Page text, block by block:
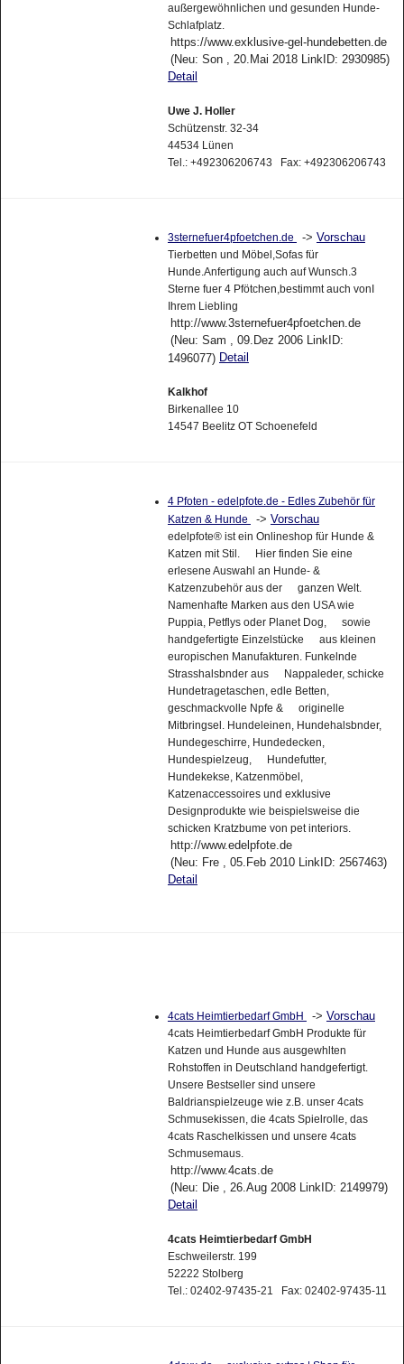
außergewöhnlichen und gesunden Hunde-
Schlafplatz.
https://www.exklusive-gel-hundebetten.de
(Neu: Son , 20.Mai 2018 LinkID: 2930985)
Detail
Uwe J. Holler
Schützenstr. 32-34
44534 Lünen
Tel.: +492306206743 Fax: +492306206743
3sternefuer4pfoetchen.de -> Vorschau
Tierbetten und Möbel,Sofas für
Hunde.Anfertigung auch auf Wunsch.3
Sterne fuer 4 Pfötchen,bestimmt auch vonI
Ihrem Liebling
http://www.3sternefuer4pfoetchen.de
(Neu: Sam , 09.Dez 2006 LinkID:
1496077) Detail
Kalkhof
Birkenallee 10
14547 Beelitz OT Schoenefeld
4 Pfoten - edelpfote.de - Edles Zubehör für
Katzen & Hunde
-> Vorschau
edelpfote® ist ein Onlineshop für Hunde &
Katzen mit Stil. Hier finden Sie eine
erlesene Auswahl an Hunde- &
Katzenzubehör aus der ganzen Welt.
Namenhafte Marken aus den USA wie
Puppia, Petflys oder Planet Dog, sowie
handgefertigte Einzelstücke aus kleinen
europischen Manufakturen. Funkelnde
Strasshalsbnder aus Nappaleder, schicke
Hundetragetaschen, edle Betten,
geschmackvolle Npfe & originelle
Mitbringsel. Hundeleinen, Hundehalsbnder,
Hundegeschirre, Hundedecken,
Hundespielzeug, Hundefutter,
Hundekekse, Katzenmöbel,
Katzenaccessoires und exklusive
Designprodukte wie beispielsweise die
schicken Kratzbume von pet interiors.
http://www.edelpfote.de
(Neu: Fre , 05.Feb 2010 LinkID: 2567463)
Detail
4cats Heimtierbedarf GmbH -> Vorschau
4cats Heimtierbedarf GmbH Produkte für
Katzen und Hunde aus ausgewhlten
Rohstoffen in Deutschland handgefertigt.
Unsere Bestseller sind unsere
Baldrianspielzeuge wie z.B. unser 4cats
Schmusekissen, die 4cats Spielrolle, das
4cats Raschelkissen und unsere 4cats
Schmusemaus.
http://www.4cats.de
(Neu: Die , 26.Aug 2008 LinkID: 2149979)
Detail
4cats Heimtierbedarf GmbH
Eschweilerstr. 199
52222 Stolberg
Tel.: 02402-97435-21 Fax: 02402-97435-11